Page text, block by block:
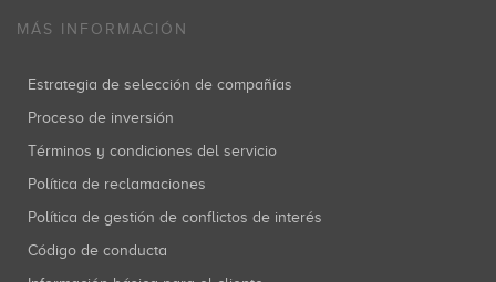
MÁS INFORMACIÓN
Estrategia de selección de compañías
Proceso de inversión
Términos y condiciones del servicio
Política de reclamaciones
Política de gestión de conflictos de interés
Código de conducta